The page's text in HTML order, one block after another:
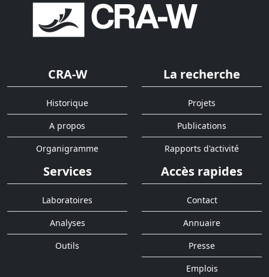
CRA-W
Historique
A propos
Organigramme
La recherche
Projets
Publications
Rapports d'activité
Services
Laboratoires
Analyses
Outils
Accès rapides
Contact
Annuaire
Presse
Emplois